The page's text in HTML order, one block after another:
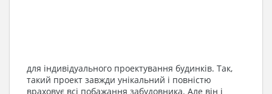
для індивідуального проектування будинків. Так,
такий проект завжди унікальний і повністю
враховує всі побажання забудовника. Але він і